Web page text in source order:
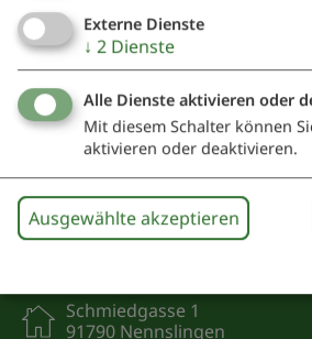
Eine Kopie dieser E-Mail wird an Ihre
Kontakt
Schmiedgasse 1
91790 Nennslingen
Externe Dienste
↓ 2 Dienste
Alle Dienste aktivieren oder
Mit diesem Schalter können
aktivieren oder deaktivieren.
Ausgewählte akzeptieren